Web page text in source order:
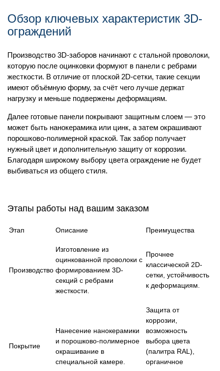
Обзор ключевых характеристик 3D-
ограждений
Производство 3D‑заборов начинают с стальной проволоки,
которую после оцинковки формуют в панели с ребрами
жесткости. В отличие от плоской 2D‑сетки, такие секции
имеют объёмную форму, за счёт чего лучше держат
нагрузку и меньше подвержены деформациям.
Далее готовые панели покрывают защитным слоем — это
может быть нанокерамика или цинк, а затем окрашивают
порошково‑полимерной краской. Так забор получает
нужный цвет и дополнительную защиту от коррозии.
Благодаря широкому выбору цвета ограждение не будет
выбиваться из общего стиля.
Этапы работы над вашим заказом
Этап Описание Преимущества
Производство
Изготовление из
оцинкованной проволоки с
формированием 3D-
секций с ребрами
жесткости.
Прочнее
классической 2D-
сетки, устойчивость
к деформациям.
Покрытие
Нанесение нанокерамики
и порошково-полимерное
окрашивание в
специальной камере.
Защита от
коррозии,
возможность
выбора цвета
(палитра RAL),
органичное